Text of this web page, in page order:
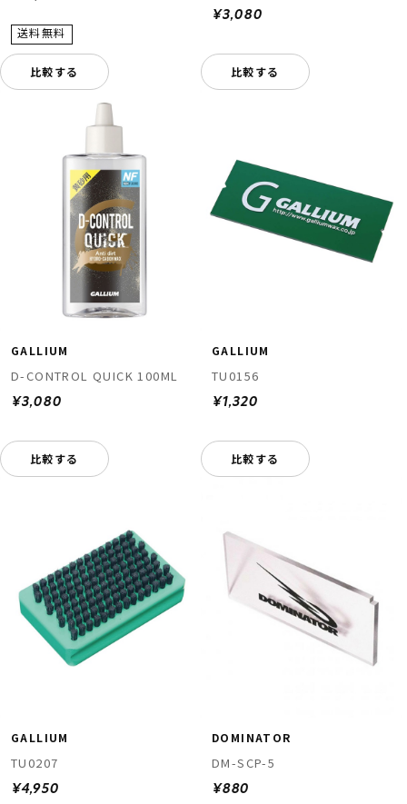
比較する
¥3,080
比較する
GALLIUM
D-CONTROL QUICK 100ML
¥3,080
比較する
GALLIUM
TU0156
¥1,320
比較する
GALLIUM
TU0207
¥4,950
DOMINATOR
DM-SCP-5
¥880